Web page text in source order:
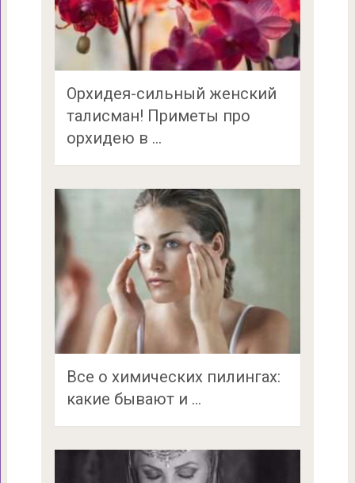
Орхидея-сильный женский
талисман! Приметы про
орхидею в …
Все о химических пилингах:
какие бывают и …